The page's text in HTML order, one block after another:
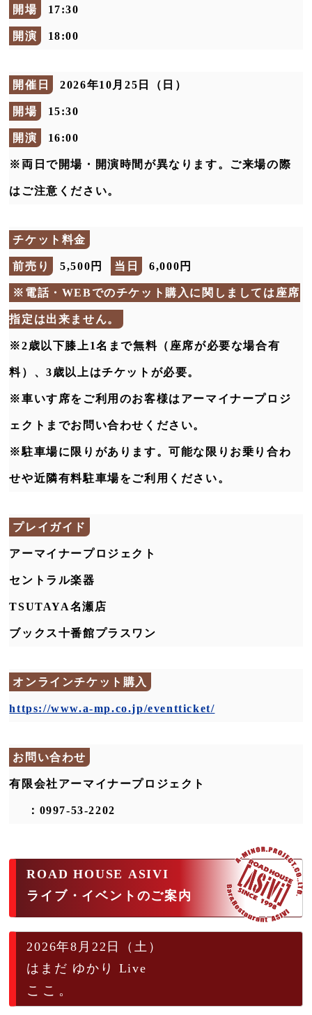
開場 17:30
開演 18:00
開催日 2026年10月25日（日）
開場 15:30
開演 16:00
※両日で開場・開演時間が異なります。ご来場の際
はご注意ください。
チケット料金
前売り 5,500円 当日 6,000円
※電話・WEBでのチケット購入に関しましては座席
指定は出来ません。
※2歳以下膝上1名まで無料（座席が必要な場合有
料）、3歳以上はチケットが必要。
※車いす席をご利用のお客様はアーマイナープロジ
ェクトまでお問い合わせください。
※駐車場に限りがあります。可能な限りお乗り合わ
せや近隣有料駐車場をご利用ください。
プレイガイド
アーマイナープロジェクト
セントラル楽器
TSUTAYA名瀬店
ブックス十番館プラスワン
オンラインチケット購入
https://www.a-mp.co.jp/eventticket/
お問い合わせ
有限会社アーマイナープロジェクト
：0997-53-2202
ROAD HOUSE ASIVI
ライブ・イベントのご案内
2026年8月22日（土）
はまだ ゆかり Live
ここ。